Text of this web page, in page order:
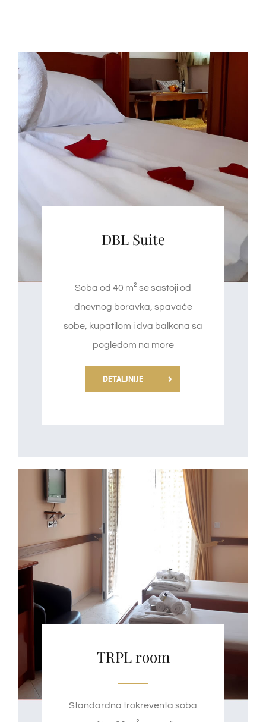
DBL Suite
Soba od 40 m² se sastoji od
dnevnog boravka, spavaće
sobe, kupatilom i dva balkona sa
pogledom na more
DETALJNIJE
TRPL room
Standardna trokreventa soba